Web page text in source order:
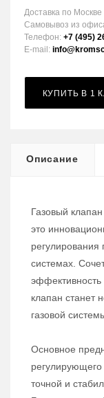
Доставка по
Самовывоз из
Телефон: +7 (495)
E-mail:
КУПИТЬ В 1
Описание
Газовый
это
регулирования
системах.
эффективность
клапан станет
газовой
Основное
точной и